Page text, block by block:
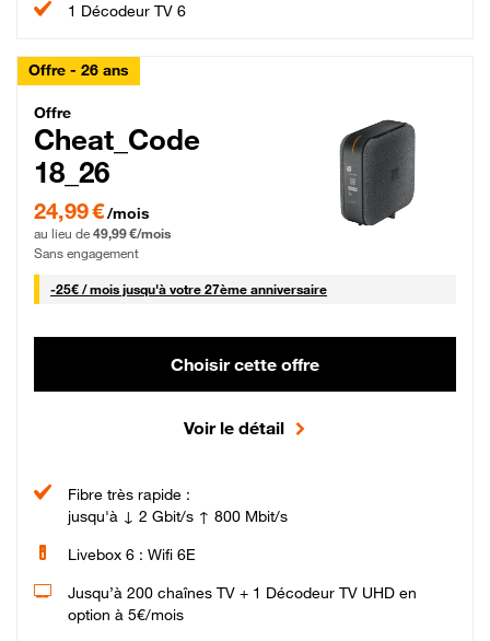
1 Décodeur TV 6
Offre - 26 ans
Cheat_Code Fibre_18_26
Offre
Cheat_Code
18_26
24,99 € par mois pendant 0 mois puis 49,99 € par mois, Sans engagement
24,99 €/mois
au lieu de 49,99 €/mois
Sans engagement
-25€ / mois25 € par mois
jusqu'à votre 27ème anniversaire
Choisir cette offre
Voir le détail
Fibre très rapide :
jusqu'à ↓ 2 Gbit/s ↑ 800 Mbit/s
Livebox 6 : Wifi 6E
Jusqu’à 200 chaînes TV + 1 Décodeur TV UHD en
option à 5€/mois